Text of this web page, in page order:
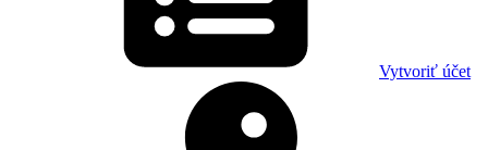
Vytvoriť účet